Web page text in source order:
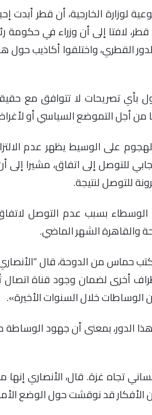
لوزارة الخارجية، أن قطر أبدت
لافتا إلى أن وزراء في حكومة
القطري، واختلقوا أكاذيب
بأي تصريحات لا تتوافق مع
من أجل التموضع السياسي أو
على الوسيط يظهر عدم
للتوصل إلى اتفاق، مشيرا إلى
للتوصل لنتيجة.
الوسطاء بسبب عدم التوصل
والقاهرة الشهر الماضي.
حماس من الدوحة، قال
أخرى لضمان وجود قناة
الوساطات خلال السنوات الأخيرة».
الدور، بمعنى أن جهود الوساطة
تجاه غزة. قال، الأنصاري إنها
الأفكار قد نوقشت حول الوضع